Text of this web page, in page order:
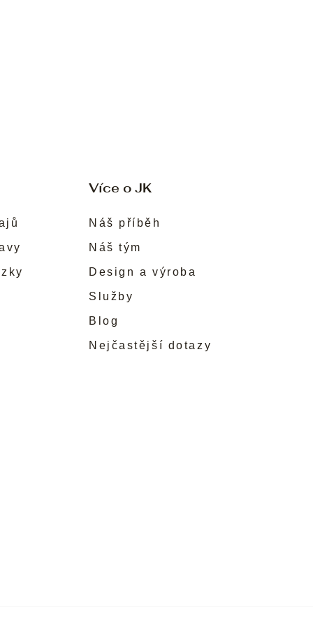
Více o JK
Náš příběh
Náš tým
Design a výroba
Služby
Blog
Nejčastější dotazy